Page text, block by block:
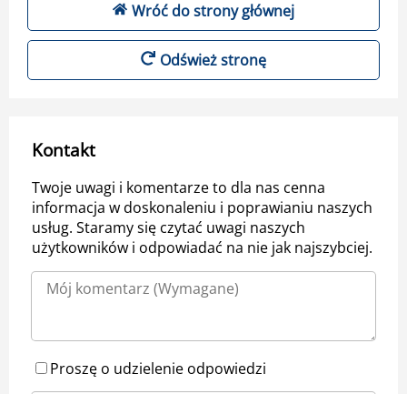
Wróć do strony głównej
Odśwież stronę
Kontakt
Twoje uwagi i komentarze to dla nas cenna
informacja w doskonaleniu i poprawianiu naszych
usług. Staramy się czytać uwagi naszych
użytkowników i odpowiadać na nie jak najszybciej.
Proszę o udzielenie odpowiedzi